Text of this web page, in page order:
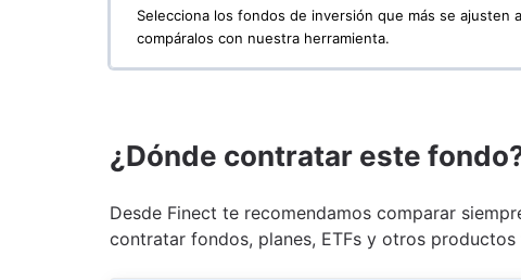
Selecciona los fondos de inversión que más se ajusten
compáralos con nuestra herramienta.
¿Dónde contratar este
Desde Finect te recomendamos comparar
contratar fondos, planes, ETFs y otros productos